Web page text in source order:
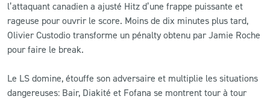
l’attaquant canadien a ajusté Hitz d’une frappe puissante et
rageuse pour ouvrir le score. Moins de dix minutes plus tard,
Olivier Custodio transforme un pénalty obtenu par Jamie Roche
pour faire le break.
Le LS domine, étouffe son adversaire et multiplie les situations
dangereuses: Bair, Diakité et Fofana se montrent tour à tour